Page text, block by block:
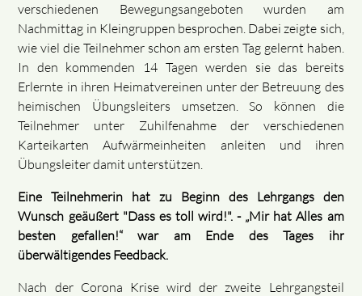
verschiedenen Bewegungsangeboten wurden am
Nachmittag in Kleingruppen besprochen. Dabei zeigte sich,
wie viel die Teilnehmer schon am ersten Tag gelernt haben.
In den kommenden 14 Tagen werden sie das bereits
Erlernte in ihren Heimatvereinen unter der Betreuung des
heimischen Übungsleiters umsetzen. So können die
Teilnehmer unter Zuhilfenahme der verschiedenen
Karteikarten Aufwärmeinheiten anleiten und ihren
Übungsleiter damit unterstützen.
Eine Teilnehmerin hat zu Beginn des Lehrgangs den
Wunsch geäußert "Dass es toll wird!". - „Mir hat Alles am
besten gefallen!“ war am Ende des Tages ihr
überwältigendes Feedback.
Nach der Corona Krise wird der zweite Lehrgangsteil